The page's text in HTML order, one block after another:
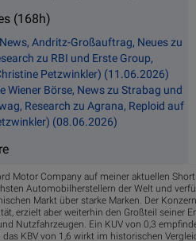
(168h)
Andritz-Großauftrag, Neues zu
zu RBI und Erste Group,
Petzwinkler) (11.06.2026)
Wiener Börse, News zu Strabag und
Research zu Agrana, Reploid auf
(08.06.2026)
Motor Company auf meiner aktuellen
Automobilherstellern der Welt und
Markt über starke Marken. Der
erzielt aber weiterhin den Großteil seiner
Nutzfahrzeugen. Ein KUV von 0,3
das KBV von 1,6 wirkt im historischen